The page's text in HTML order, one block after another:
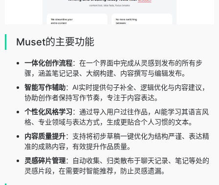
Muset的主要功能
一体化创作流程：在一个界面中完成从灵感到发布的所有步
骤，涵盖笔记记录、大纲构建、内容撰写与编辑发布。
智能写作辅助：AI实时提供句子补全、逻辑优化与内容建议，
协助创作者保持写作节奏，专注于内容表达。
个性化风格学习：通过导入用户过往作品，AI能学习其语言风
格、专业领域与表达方式，生成更贴合个人习惯的文本。
内容质量提升：支持将初步草稿一键优化为结构严谨、表达精
准的成熟内容，有效提升作品质量。
灵感碎片管理：自动收集、归类散布于聊天记录、笔记等处的
灵感片段，在需要时智能推荐，防止灵感遗漏。